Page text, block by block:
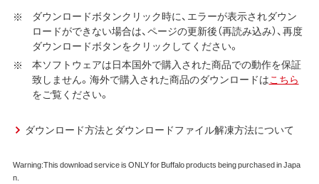
ダウンロードボタンクリック時に、エラーが表示されダウン
ロードができない場合は、ページの更新後（再読み込み）、再度
ダウンロードボタンをクリックしてください。
本ソフトウェアは日本国外で購入された商品での動作を保証
致しません。海外で購入された商品のダウンロードはこちら
をご覧ください。
ダウンロード方法とダウンロードファイル解凍方法について
Warning:This download service is ONLY for Buffalo products being purchased in Japa
n.